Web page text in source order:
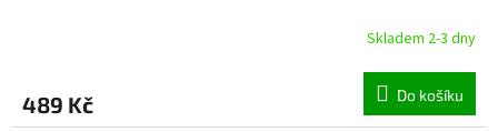
Skladem 2-3 dny
489 Kč Do košíku